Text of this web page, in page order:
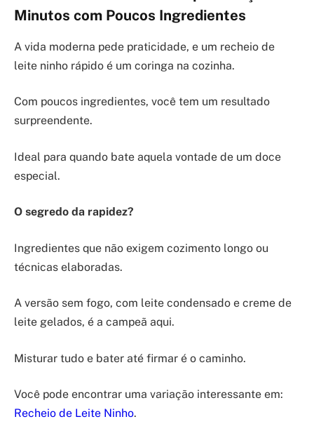
Minutos com Poucos Ingredientes
A vida moderna pede praticidade, e um recheio de
leite ninho rápido é um coringa na cozinha.
Com poucos ingredientes, você tem um resultado
surpreendente.
Ideal para quando bate aquela vontade de um doce
especial.
O segredo da rapidez?
Ingredientes que não exigem cozimento longo ou
técnicas elaboradas.
A versão sem fogo, com leite condensado e creme de
leite gelados, é a campeã aqui.
Misturar tudo e bater até firmar é o caminho.
Você pode encontrar uma variação interessante em:
Recheio de Leite Ninho.